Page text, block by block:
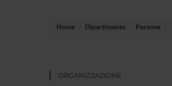
Home Dipartimento Persone
ORGANIZZAZIONE